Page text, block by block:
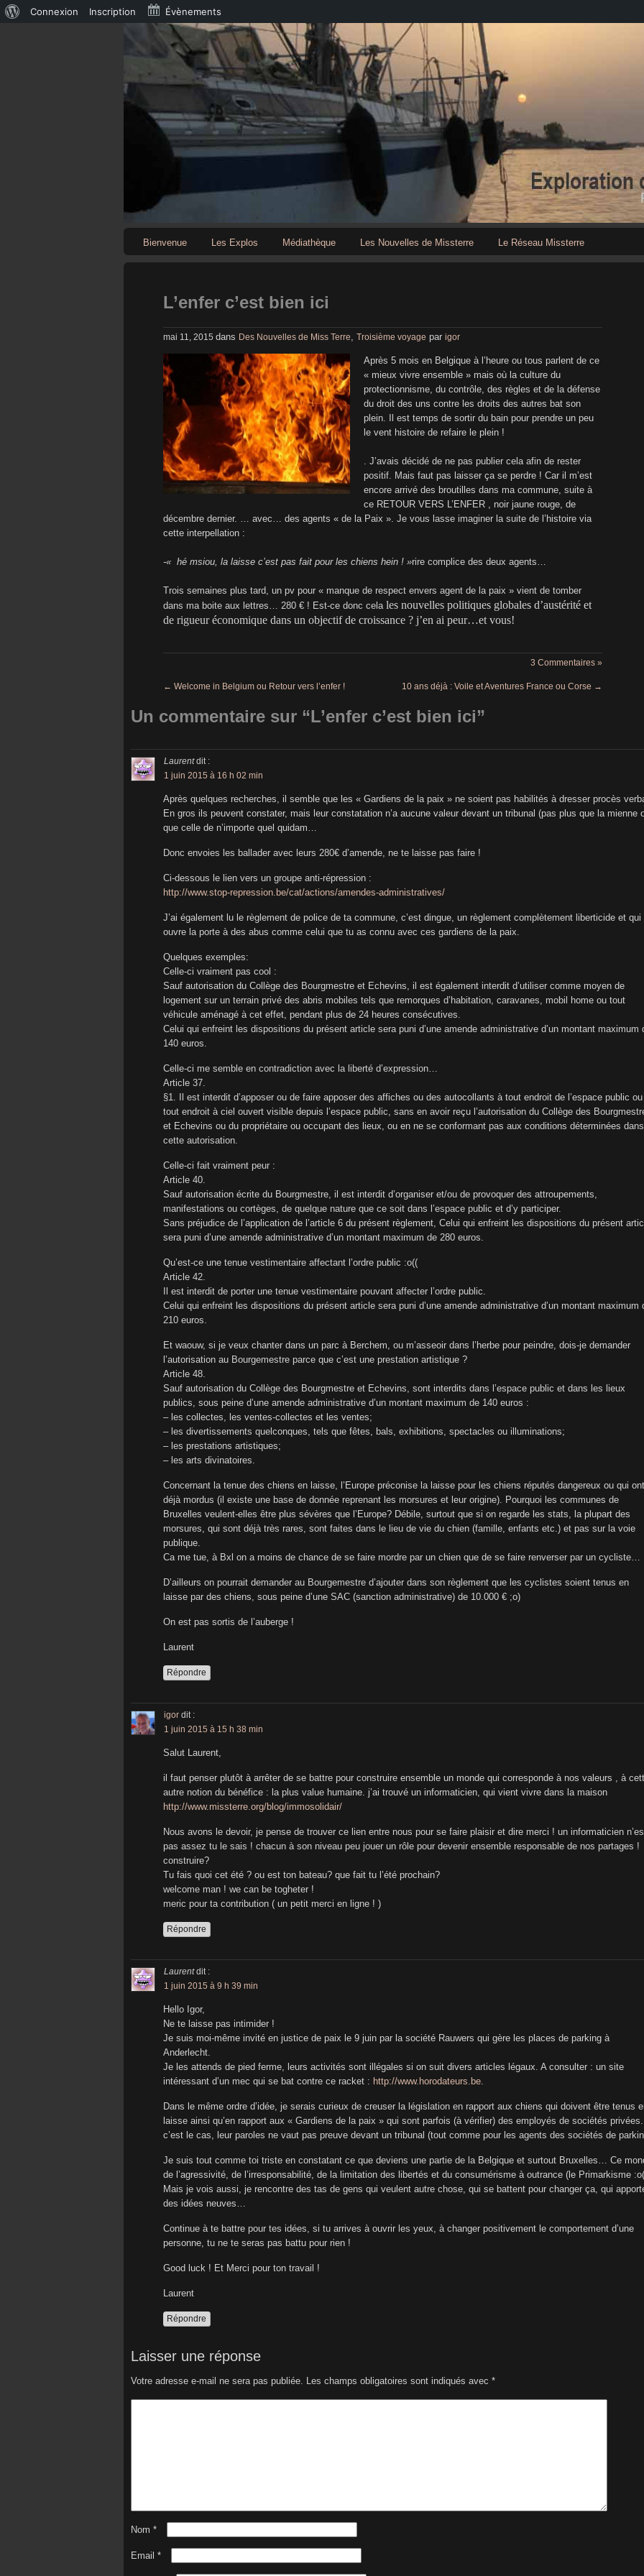
Bienvenue Les Explos Médiathèque Les Nouvelles de Missterre Le Réseau Missterre
L’enfer c’est bien ici
mai 11, 2015 dans Des Nouvelles de Miss Terre, Troisième voyage par igor
Après 5 mois en Belgique à l’heure ou tous parlent de ce
« mieux vivre ensemble » mais où la culture du
protectionnisme, du contrôle, des règles et de la défense
du droit des uns contre les droits des autres bat son
plein. Il est temps de sortir du bain pour prendre un peu
le vent histoire de refaire le plein !
. J’avais décidé de ne pas publier cela afin de rester
positif. Mais faut pas laisser ça se perdre ! Car il m’est
encore arrivé des broutilles dans ma commune, suite à
ce RETOUR VERS L’ENFER , noir jaune rouge, de
décembre dernier. … avec… des agents « de la Paix ». Je vous lasse imaginer la suite de l’histoire via
cette interpellation :
-« hé msiou, la laisse c’est pas fait pour les chiens hein ! »rire complice des deux agents…
Trois semaines plus tard, un pv pour « manque de respect envers agent de la paix » vient de tomber
dans ma boite aux lettres… 280 € ! Est-ce donc cela les nouvelles politiques globales d’austérité et
de rigueur économique dans un objectif de croissance ? j’en ai peur…et vous!
3 Commentaires »
← Welcome in Belgium ou Retour vers l’enfer ! 10 ans déjà : Voile et Aventures France ou Corse →
Un commentaire sur “L’enfer c’est bien ici”
Laurent dit :
1 juin 2015 à 16 h 02 min
Après quelques recherches, il semble que les « Gardiens de la paix » ne soient pas habilités à dresser procès
En gros ils peuvent constater, mais leur constatation n’a aucune valeur devant un tribunal (pas plus que la mienne
que celle de n’importe quel quidam…
Donc envoies les ballader avec leurs 280€ d’amende, ne te laisse pas faire !
Ci-dessous le lien vers un groupe anti-répression :
http://www.stop-repression.be/cat/actions/amendes-administratives/
J’ai également lu le règlement de police de ta commune, c’est dingue, un règlement complètement liberticide et qui
ouvre la porte à des abus comme celui que tu as connu avec ces gardiens de la paix.
Quelques exemples:
Celle-ci vraiment pas cool :
Sauf autorisation du Collège des Bourgmestre et Echevins, il est également interdit d’utiliser comme moyen de
logement sur un terrain privé des abris mobiles tels que remorques d’habitation, caravanes, mobil home ou tout
véhicule aménagé à cet effet, pendant plus de 24 heures consécutives.
Celui qui enfreint les dispositions du présent article sera puni d’une amende administrative d’un montant maximum
140 euros.
Celle-ci me semble en contradiction avec la liberté d’expression…
Article 37.
§1. Il est interdit d’apposer ou de faire apposer des affiches ou des autocollants à tout endroit de l’espace public
tout endroit à ciel ouvert visible depuis l’espace public, sans en avoir reçu l’autorisation du Collège des
et Echevins ou du propriétaire ou occupant des lieux, ou en ne se conformant pas aux conditions déterminées dans
cette autorisation.
Celle-ci fait vraiment peur :
Article 40.
Sauf autorisation écrite du Bourgmestre, il est interdit d’organiser et/ou de provoquer des attroupements,
manifestations ou cortèges, de quelque nature que ce soit dans l’espace public et d’y participer.
Sans préjudice de l’application de l’article 6 du présent règlement, Celui qui enfreint les dispositions du présent
sera puni d’une amende administrative d’un montant maximum de 280 euros.
Qu’est-ce une tenue vestimentaire affectant l’ordre public :o((
Article 42.
Il est interdit de porter une tenue vestimentaire pouvant affecter l’ordre public.
Celui qui enfreint les dispositions du présent article sera puni d’une amende administrative d’un montant maximum
210 euros.
Et waouw, si je veux chanter dans un parc à Berchem, ou m’asseoir dans l’herbe pour peindre, dois-je demander
l’autorisation au Bourgemestre parce que c’est une prestation artistique ?
Article 48.
Sauf autorisation du Collège des Bourgmestre et Echevins, sont interdits dans l’espace public et dans les lieux
publics, sous peine d’une amende administrative d’un montant maximum de 140 euros :
– les collectes, les ventes-collectes et les ventes;
– les divertissements quelconques, tels que fêtes, bals, exhibitions, spectacles ou illuminations;
– les prestations artistiques;
– les arts divinatoires.
Concernant la tenue des chiens en laisse, l’Europe préconise la laisse pour les chiens réputés dangereux ou qui ont
déjà mordus (il existe une base de donnée reprenant les morsures et leur origine). Pourquoi les communes de
Bruxelles veulent-elles être plus sévères que l’Europe? Débile, surtout que si on regarde les stats, la plupart des
morsures, qui sont déjà très rares, sont faites dans le lieu de vie du chien (famille, enfants etc.) et pas sur la voie
publique.
Ca me tue, à Bxl on a moins de chance de se faire mordre par un chien que de se faire renverser par un cycliste…
D’ailleurs on pourrait demander au Bourgemestre d’ajouter dans son règlement que les cyclistes soient tenus en
laisse par des chiens, sous peine d’une SAC (sanction administrative) de 10.000 € ;o)
On est pas sortis de l’auberge !
Laurent
Répondre
igor dit :
1 juin 2015 à 15 h 38 min
Salut Laurent,
il faut penser plutôt à arrêter de se battre pour construire ensemble un monde qui corresponde à nos valeurs , à
autre notion du bénéfice : la plus value humaine. j’ai trouvé un informaticien, qui vient vivre dans la maison
http://www.missterre.org/blog/immosolidair/
Nous avons le devoir, je pense de trouver ce lien entre nous pour se faire plaisir et dire merci ! un informaticien
pas assez tu le sais ! chacun à son niveau peu jouer un rôle pour devenir ensemble responsable de nos partages !
construire?
Tu fais quoi cet été ? ou est ton bateau? que fait tu l’été prochain?
welcome man ! we can be togheter !
meric pour ta contribution ( un petit merci en ligne ! )
Répondre
Laurent dit :
1 juin 2015 à 9 h 39 min
Hello Igor,
Ne te laisse pas intimider !
Je suis moi-même invité en justice de paix le 9 juin par la société Rauwers qui gère les places de parking à
Anderlecht.
Je les attends de pied ferme, leurs activités sont illégales si on suit divers articles légaux. A consulter : un site
intéressant d’un mec qui se bat contre ce racket : http://www.horodateurs.be.
Dans le même ordre d’idée, je serais curieux de creuser la législation en rapport aux chiens qui doivent être tenus
laisse ainsi qu’en rapport aux « Gardiens de la paix » qui sont parfois (à vérifier) des employés de sociétés
c’est le cas, leur paroles ne vaut pas preuve devant un tribunal (tout comme pour les agents des sociétés de
Je suis tout comme toi triste en constatant ce que deviens une partie de la Belgique et surtout Bruxelles… Ce
de l’agressivité, de l’irresponsabilité, de la limitation des libertés et du consumérisme à outrance (le Primarkisme
Mais je vois aussi, je rencontre des tas de gens qui veulent autre chose, qui se battent pour changer ça, qui
des idées neuves…
Continue à te battre pour tes idées, si tu arrives à ouvrir les yeux, à changer positivement le comportement d’une
personne, tu ne te seras pas battu pour rien !
Good luck ! Et Merci pour ton travail !
Laurent
Répondre
Laisser une réponse
Votre adresse e-mail ne sera pas publiée. Les champs obligatoires sont indiqués avec *
Nom *
Email *
Connexion Inscription Évènements